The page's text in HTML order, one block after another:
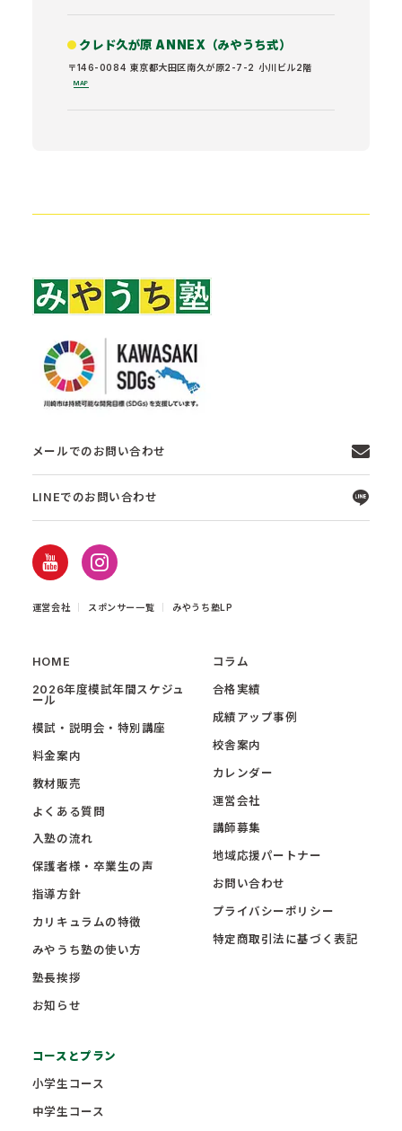
クレド久が原 ANNEX（みやうち式）
〒146-0084 東京都大田区南久が原2-7-2 小川ビル2階
MAP
メールでのお問い合わせ
LINEでのお問い合わせ
運営会社 スポンサー一覧 みやうち塾LP
HOME
2026年度模試年間スケジュ
ール
模試・説明会・特別講座
料金案内
教材販売
よくある質問
入塾の流れ
保護者様・卒業生の声
指導方針
カリキュラムの特徴
みやうち塾の使い方
塾長挨拶
お知らせ
コラム
合格実績
成績アップ事例
校舎案内
カレンダー
運営会社
講師募集
地域応援パートナー
お問い合わせ
プライバシーポリシー
特定商取引法に基づく表記
コースとプラン
小学生コース
中学生コース